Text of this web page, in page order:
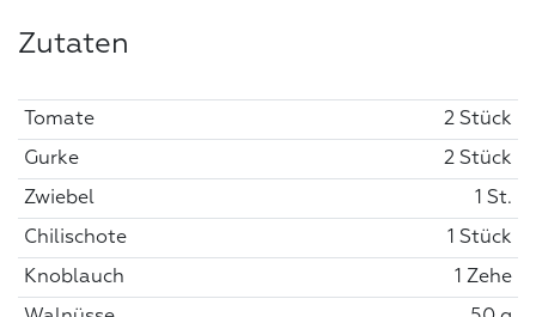
Zutaten
Tomate 2 Stück
Gurke 2 Stück
Zwiebel 1 St.
Chilischote 1 Stück
Knoblauch 1 Zehe